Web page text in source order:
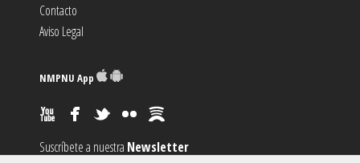
Contacto
Aviso Legal
NMPNU App
Suscríbete a nuestra Newsletter